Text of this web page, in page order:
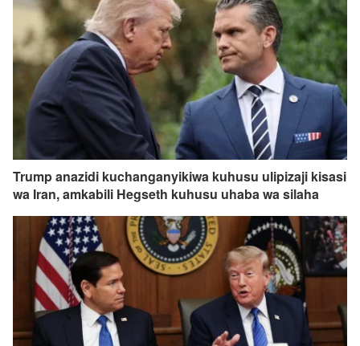
Trump anazidi kuchanganyikiwa kuhusu ulipizaji kisasi
wa Iran, amkabili Hegseth kuhusu uhaba wa silaha